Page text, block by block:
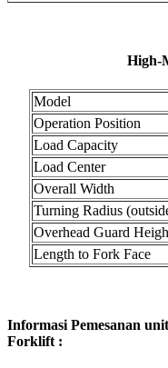
High-
Model
Operation Position
Load Capacity
Load Center
Overall
Turning Radius
Overhead Guard
Length to Fork
Informasi Pemesanan
Forklift :